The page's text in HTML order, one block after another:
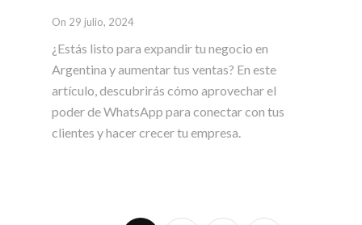
On 29 julio, 2024
¿Estás listo para expandir tu negocio en
Argentina y aumentar tus ventas? En este
artículo, descubrirás cómo aprovechar el
poder de WhatsApp para conectar con tus
clientes y hacer crecer tu empresa.